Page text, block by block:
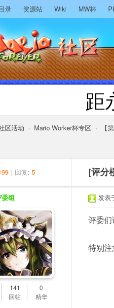
录 资源站 Wiki MW杯
距
区活动 › Mario Worker杯专区 › 【
| 回复: 5 [评分
委组
141
回帖
0
精华
发表
评委们
特别注